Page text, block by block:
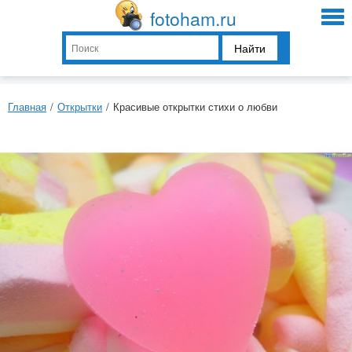
fotoham.ru
Найти
Главная / Открытки / Красивые открытки стихи о любви